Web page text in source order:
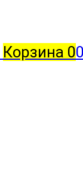
Корзина 0